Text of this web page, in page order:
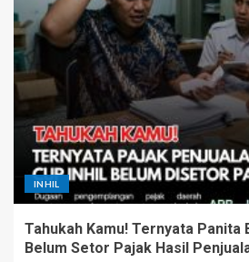
INHIL
Tahukah Kamu! Ternyata Panita
Belum Setor Pajak Hasil